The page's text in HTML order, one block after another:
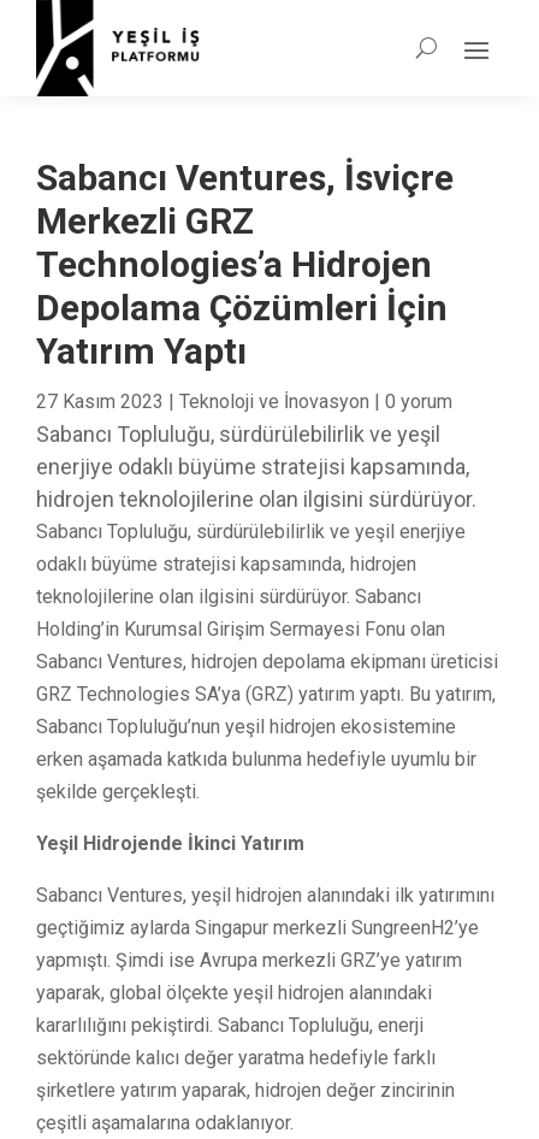
Sabancı Ventures, İsviçre
Merkezli GRZ
Technologies’a Hidrojen
Depolama Çözümleri İçin
Yatırım Yaptı
27 Kasım 2023 | Teknoloji ve İnovasyon | 0 yorum
Sabancı Topluluğu, sürdürülebilirlik ve yeşil
enerjiye odaklı büyüme stratejisi kapsamında,
hidrojen teknolojilerine olan ilgisini sürdürüyor.
Sabancı Topluluğu, sürdürülebilirlik ve yeşil enerjiye
odaklı büyüme stratejisi kapsamında, hidrojen
teknolojilerine olan ilgisini sürdürüyor. Sabancı
Holding’in Kurumsal Girişim Sermayesi Fonu olan
Sabancı Ventures, hidrojen depolama ekipmanı üreticisi
GRZ Technologies SA’ya (GRZ) yatırım yaptı. Bu yatırım,
Sabancı Topluluğu’nun yeşil hidrojen ekosistemine
erken aşamada katkıda bulunma hedefiyle uyumlu bir
şekilde gerçekleşti.
Yeşil Hidrojende İkinci Yatırım
Sabancı Ventures, yeşil hidrojen alanındaki ilk yatırımını
geçtiğimiz aylarda Singapur merkezli SungreenH2’ye
yapmıştı. Şimdi ise Avrupa merkezli GRZ’ye yatırım
yaparak, global ölçekte yeşil hidrojen alanındaki
kararlılığını pekiştirdi. Sabancı Topluluğu, enerji
sektöründe kalıcı değer yaratma hedefiyle farklı
şirketlere yatırım yaparak, hidrojen değer zincirinin
çeşitli aşamalarına odaklanıyor.